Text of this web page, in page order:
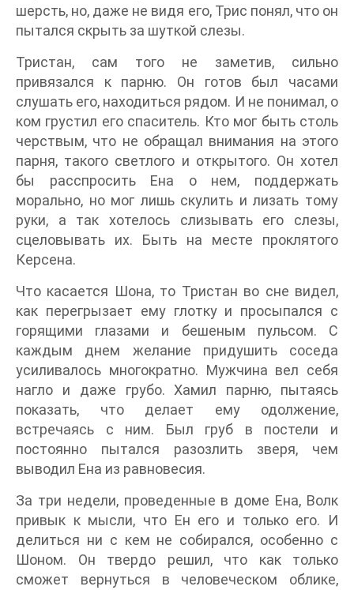
шерсть, но, даже не видя его, Трис понял, что он
пытался скрыть за шуткой слезы.
Тристан, сам того не заметив, сильно
привязался к парню. Он готов был часами
слушать его, находиться рядом. И не понимал, о
ком грустил его спаситель. Кто мог быть столь
черствым, что не обращал внимания на этого
парня, такого светлого и открытого. Он хотел
бы расспросить Ена о нем, поддержать
морально, но мог лишь скулить и лизать тому
руки, а так хотелось слизывать его слезы,
сцеловывать их. Быть на месте проклятого
Керсена.
Что касается Шона, то Тристан во сне видел,
как перегрызает ему глотку и просыпался с
горящими глазами и бешеным пульсом. С
каждым днем желание придушить соседа
усиливалось многократно. Мужчина вел себя
нагло и даже грубо. Хамил парню, пытаясь
показать, что делает ему одолжение,
встречаясь с ним. Был груб в постели и
постоянно пытался разозлить зверя, чем
выводил Ена из равновесия.
За три недели, проведенные в доме Ена, Волк
привык к мысли, что Ен его и только его. И
делиться ни с кем не собирался, особенно с
Шоном. Он твердо решил, что как только
сможет вернуться в человеческом облике,